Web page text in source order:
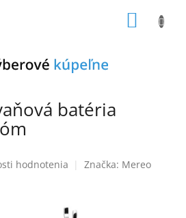
batéria
hodnotenia Značka: Mereo